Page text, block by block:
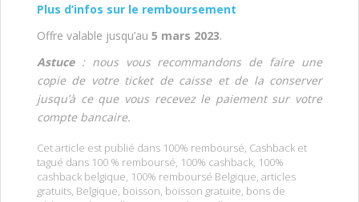
Plus d’infos sur le remboursement
Offre valable jusqu’au 5 mars 2023.
Astuce: nous vous recommandons de faire une
copie de votre ticket de caisse et de la conserver
jusqu’à ce que vous recevez le paiement sur votre
compte bancaire.
Cet article est publié dans 100% remboursé Cashback et
tagué dans 100 % remboursé 100% cashback 100%
cashback belgique 100% remboursé Belgique articles
gratuits Belgique boisson boisson gratuite bons de